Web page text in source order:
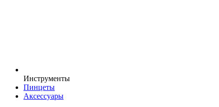
Инструменты
Пинцеты
Аксессуары